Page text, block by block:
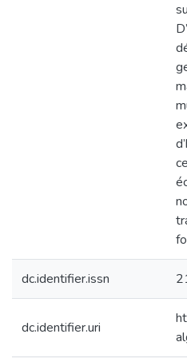
dc.identifier.issn
dc.identifier.uri